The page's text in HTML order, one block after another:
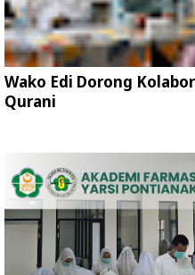
Wako Edi Dorong
Qurani